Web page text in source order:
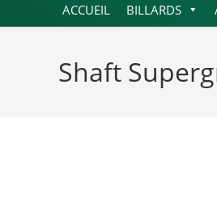
ACCUEIL BILLARDS
Shaft